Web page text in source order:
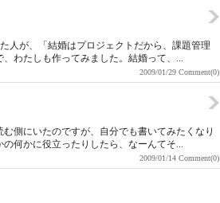
人が、「結婚はプロジェクトだから、課題管理
わたしも作ってみました。結婚って、...
2009/01/29 Comment(0)
側にいたのですが、自分でも書いてみたくなり
何かに役立ったりしたら、なーんてそ...
2009/01/14 Comment(0)